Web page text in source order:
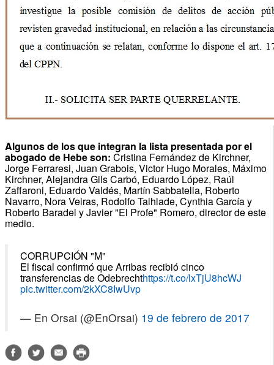
Algunos de los que integran la lista presentada por el
abogado de Hebe son: Cristina Fernández de Kirchner,
Jorge Ferraresi, Juan Grabois, Victor Hugo Morales, Máximo
Kirchner, Alejandra Gils Carbó, Eduardo López, Raúl
Zaffaroni, Eduardo Valdés, Martín Sabbatella, Roberto
Navarro, Nora Veiras, Rodolfo Taihlade, Cynthia García y
Roberto Baradel y Javier "El Profe" Romero, director de este
medio.
CORRUPCIÓN "M"
El fiscal confirmó que Arribas recibió cinco
transferencias de Odebrechthttps://t.co/lxTjU8hcWJ
pic.twitter.com/2kXC8IwUvp
— En Orsai (@EnOrsai) 19 de febrero de 2017